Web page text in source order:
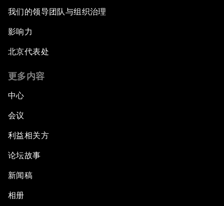
我们的领导团队与组织治理
影响力
北京代表处
更多内容
中心
会议
利益相关方
论坛故事
新闻稿
相册